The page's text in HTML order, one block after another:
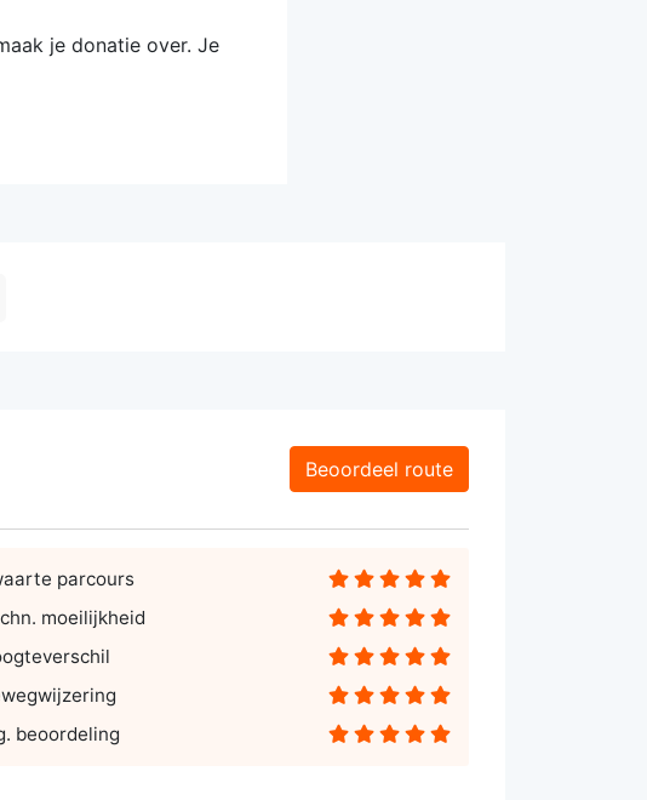
je donatie over. Je
Beoordeel route
parcours
moeilijkheid
beoordeling